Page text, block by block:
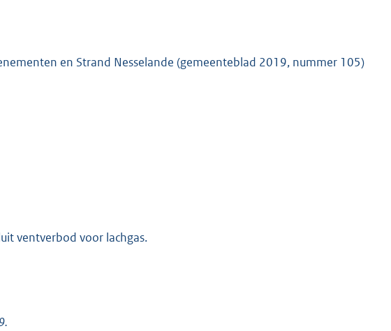
n
en Strand Nesselande (gemeenteblad 2019, nummer 105)
ventverbod voor lachgas.